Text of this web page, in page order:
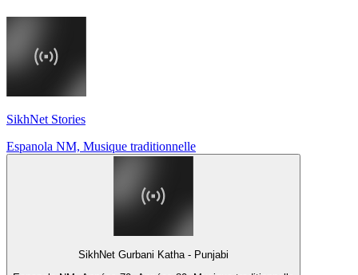
SikhNet Stories
Espanola NM, Musique traditionnelle
SikhNet Gurbani Katha - Punjabi